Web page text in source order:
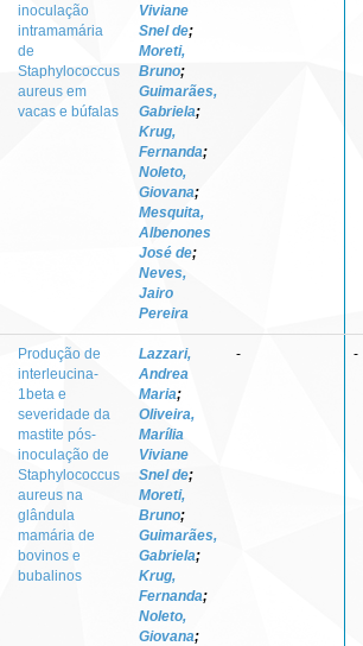
inoculação
intramamária
de
Staphylococcus
aureus em
vacas e búfalas
Viviane
Snel de;
Moreti,
Bruno;
Guimarães,
Gabriela;
Krug,
Fernanda;
Noleto,
Giovana;
Mesquita,
Albenones
José de;
Neves,
Jairo
Pereira
Produção de
interleucina-
1beta e
severidade da
mastite pós-
inoculação de
Staphylococcus
aureus na
glândula
mamária de
bovinos e
bubalinos
Lazzari,
Andrea
Maria;
Oliveira,
Marília
Viviane
Snel de;
Moreti,
Bruno;
Guimarães,
Gabriela;
Krug,
Fernanda;
Noleto,
Giovana;
- -